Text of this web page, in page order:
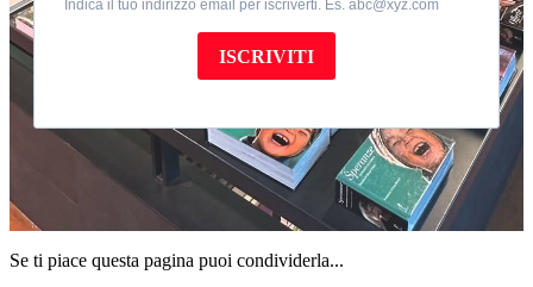
Se ti piace questa pagina puoi condividerla...